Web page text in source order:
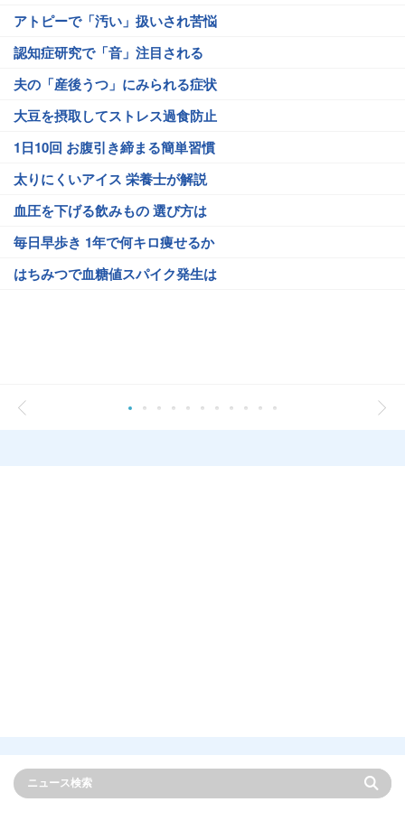
アトピーで「汚い」扱いされ苦悩
認知症研究で「音」注目される
夫の「産後うつ」にみられる症状
大豆を摂取してストレス過食防止
1日10回 お腹引き締まる簡単習慣
太りにくいアイス 栄養士が解説
血圧を下げる飲みもの 選び方は
毎日早歩き 1年で何キロ痩せるか
はちみつで血糖値スパイク発生は